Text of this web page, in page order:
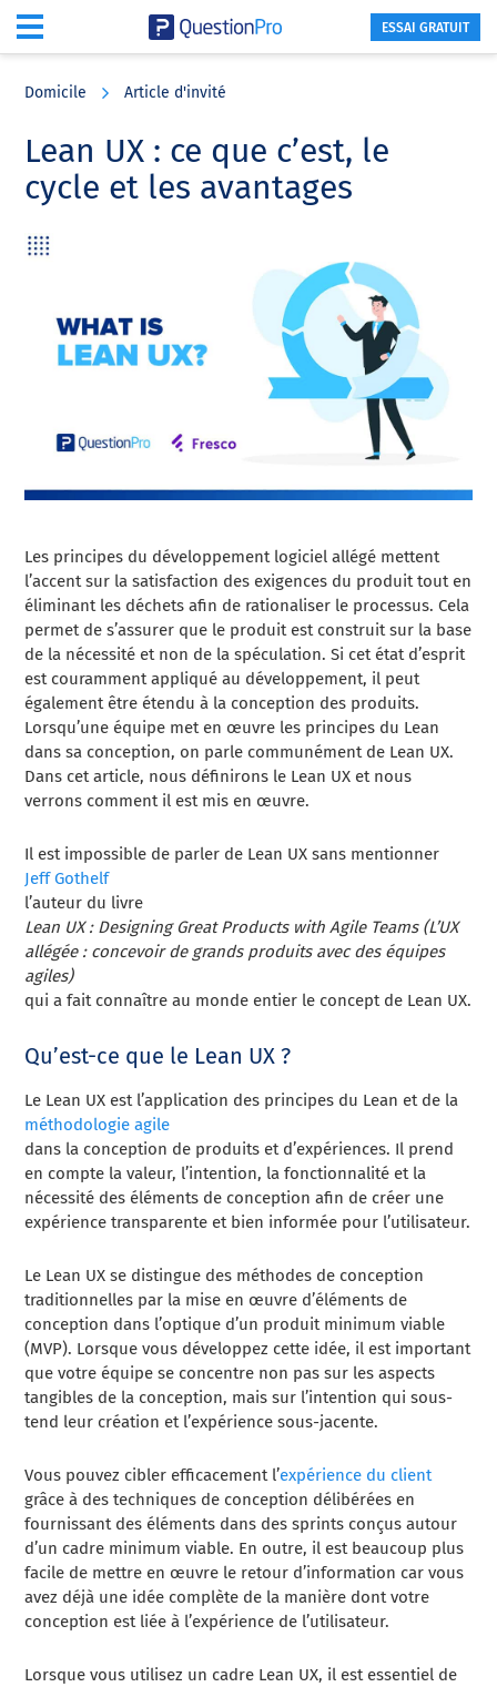
content
sidebar
ESSAI GRATUIT
Domicile Article d'invité
Lean UX : ce que c’est, le
cycle et les avantages
Les principes du développement logiciel allégé mettent
l’accent sur la satisfaction des exigences du produit tout en
éliminant les déchets afin de rationaliser le processus. Cela
permet de s’assurer que le produit est construit sur la base
de la nécessité et non de la spéculation. Si cet état d’esprit
est couramment appliqué au développement, il peut
également être étendu à la conception des produits.
Lorsqu’une équipe met en œuvre les principes du Lean
dans sa conception, on parle communément de Lean UX.
Dans cet article, nous définirons le Lean UX et nous
verrons comment il est mis en œuvre.
Il est impossible de parler de Lean UX sans mentionner
Jeff Gothelf
l’auteur du livre
Lean UX : Designing Great Products with Agile Teams (L’UX
allégée : concevoir de grands produits avec des équipes
agiles)
qui a fait connaître au monde entier le concept de Lean UX.
Qu’est-ce que le Lean UX ?
Le Lean UX est l’application des principes du Lean et de la
méthodologie agile
dans la conception de produits et d’expériences. Il prend
en compte la valeur, l’intention, la fonctionnalité et la
nécessité des éléments de conception afin de créer une
expérience transparente et bien informée pour l’utilisateur.
Le Lean UX se distingue des méthodes de conception
traditionnelles par la mise en œuvre d’éléments de
conception dans l’optique d’un produit minimum viable
(MVP). Lorsque vous développez cette idée, il est important
que votre équipe se concentre non pas sur les aspects
tangibles de la conception, mais sur l’intention qui sous-
tend leur création et l’expérience sous-jacente.
Vous pouvez cibler efficacement l’expérience du client
grâce à des techniques de conception délibérées en
fournissant des éléments dans des sprints conçus autour
d’un cadre minimum viable. En outre, il est beaucoup plus
facile de mettre en œuvre le retour d’information car vous
avez déjà une idée complète de la manière dont votre
conception est liée à l’expérience de l’utilisateur.
Lorsque vous utilisez un cadre Lean UX, il est essentiel de